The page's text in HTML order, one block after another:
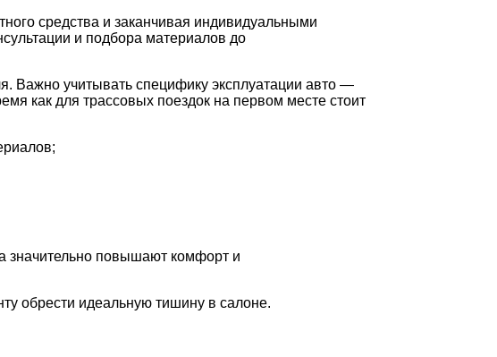
средства и заканчивая индивидуальными
и подбора материалов до
Важно учитывать специфику эксплуатации авто —
как для трассовых поездок на первом месте стоит
значительно повышают комфорт и
обрести идеальную тишину в салоне.